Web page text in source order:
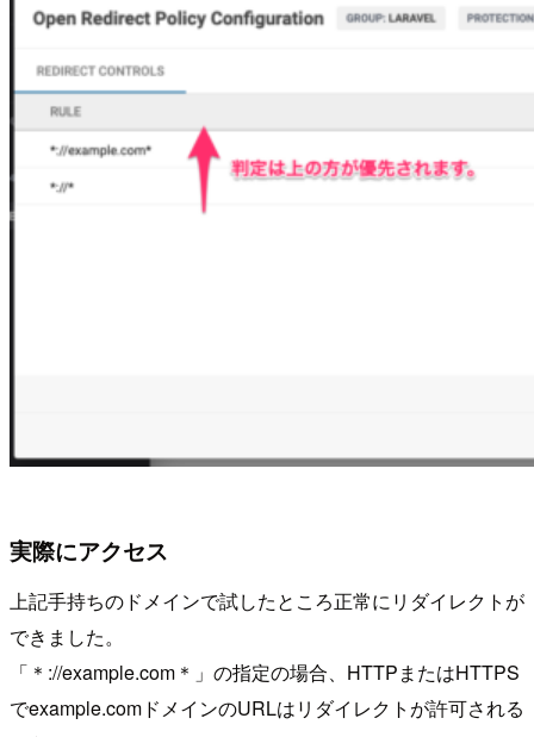
実際にアクセス
上記手持ちのドメインで試したところ正常にリダイレクトが
できました。
「＊://example.com＊」の指定の場合、HTTPまたはHTTPS
でexample.comドメインのURLはリダイレクトが許可される